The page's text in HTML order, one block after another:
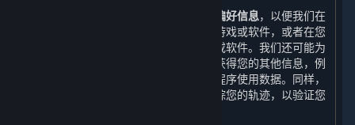
订单信息、浏览信息和偏好信息，以便我们在
您启动平台时向您展示您可能感兴趣的游戏或软件，或者在您
搜索时向您展示您可能希望找到的游戏或软件。我们还可能为
了改进内容和服务的质量的合理需要而获得您的其他信息，例
如通过自动电子交互收集的数据和应用程序使用数据。同样，
我们也将通过我们的网站和应用程序跟踪您的轨迹，以验证您